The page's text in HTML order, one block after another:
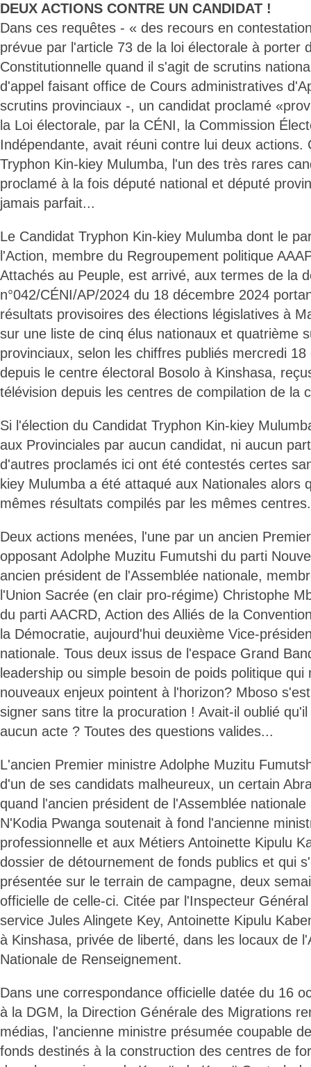
DEUX ACTIONS CONTRE UN CANDIDAT !
Dans ces requêtes - « des recours en
prévue par l'article 73 de la loi électorale à porter
Constitutionnelle quand il s'agit de scrutins
d'appel faisant office de Cours administratives
scrutins provinciaux -, un candidat proclamé
la Loi électorale, par la CÉNI, la Commission
Indépendante, avait réuni contre lui deux actions.
Tryphon Kin-kiey Mulumba, l'un des très rares
proclamé à la fois député national et député
jamais parfait...
Le Candidat Tryphon Kin-kiey Mulumba dont le
l'Action, membre du Regroupement politique
Attachés au Peuple, est arrivé, aux termes de la
n°042/CÉNI/AP/2024 du 18 décembre 2024
résultats provisoires des élections législatives à
sur une liste de cinq élus nationaux et quatrième
provinciaux, selon les chiffres publiés mercredi
depuis le centre électoral Bosolo à Kinshasa,
télévision depuis les centres de compilation de la
Si l'élection du Candidat Tryphon Kin-kiey
aux Provinciales par aucun candidat, ni aucun
d'autres proclamés ici ont été contestés certes
kiey Mulumba a été attaqué aux Nationales alors
mêmes résultats compilés par les mêmes
Deux actions menées, l'une par un ancien
opposant Adolphe Muzitu Fumutshi du parti
ancien président de l'Assemblée nationale,
l'Union Sacrée (en clair pro-régime) Christophe
du parti AACRD, Action des Alliés de la
la Démocratie, aujourd'hui deuxième Vice-
nationale. Tous deux issus de l'espace Grand
leadership ou simple besoin de poids politique
nouveaux enjeux pointent à l'horizon? Mboso
signer sans titre la procuration ! Avait-il oublié
aucun acte ? Toutes des questions valides...
L'ancien Premier ministre Adolphe Muzitu
d'un de ses candidats malheureux, un certain
quand l'ancien président de l'Assemblée
N'Kodia Pwanga soutenait à fond l'ancienne
professionnelle et aux Métiers Antoinette Kipulu
dossier de détournement de fonds publics et qui
présentée sur le terrain de campagne, deux
officielle de celle-ci. Citée par l'Inspecteur
service Jules Alingete Key, Antoinette Kipulu
à Kinshasa, privée de liberté, dans les locaux de
Nationale de Renseignement.
Dans une correspondance officielle datée du 16
à la DGM, la Direction Générale des Migrations
médias, l'ancienne ministre présumée coupable
fonds destinés à la construction des centres de